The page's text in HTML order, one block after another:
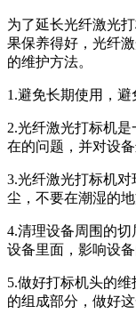
为了延长光纤激光
果保养得好，光纤
的维护方法。
1.避免长期使用，避
2.光纤激光打标机
在的问题，并对设备
3.光纤激光打标机
尘，不要在潮湿的地
4.清理设备周围的
设备里面，影响设备
5.做好打标机头的
的组成部分，做好